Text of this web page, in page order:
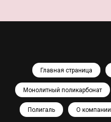
Главная страница
Монолитный поликарбонат
Полигаль О компании